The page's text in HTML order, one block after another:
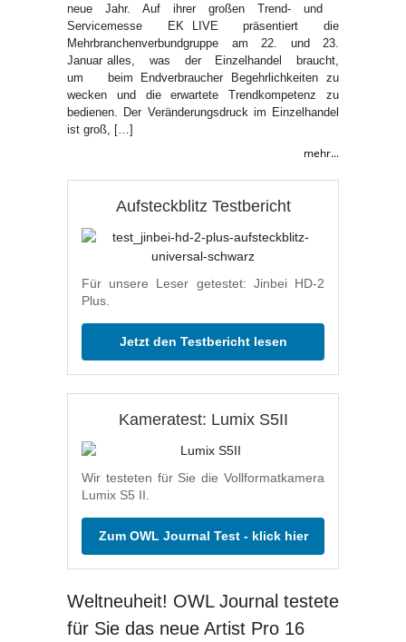
neue Jahr. Auf ihrer großen Trend- und
Servicemesse EK LIVE präsentiert die
Mehrbranchenverbundgruppe am 22. und 23.
Januar alles, was der Einzelhandel braucht,
um beim Endverbraucher Begehrlichkeiten zu
wecken und die erwartete Trendkompetenz zu
bedienen. Der Veränderungsdruck im Einzelhandel
ist groß, […]
mehr...
Aufsteckblitz Testbericht
Für unsere Leser getestet: Jinbei HD-2
Plus.
Jetzt den Testbericht lesen
Kameratest: Lumix S5II
Wir testeten für Sie die Vollformatkamera
Lumix S5 II.
Zum OWL Journal Test - klick hier
Weltneuheit! OWL Journal testete
für Sie das neue Artist Pro 16